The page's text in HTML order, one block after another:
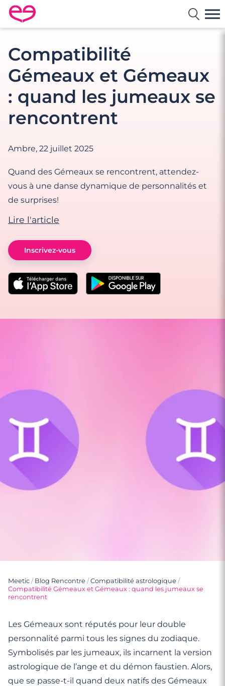
Rencontre en France avec Meetic
Compatibilité
Gémeaux et Gémeaux
: quand les jumeaux se
rencontrent
Ambre, 22 juillet 2025
Quand des Gémeaux se rencontrent, attendez-
vous à une danse dynamique de personnalités et
de surprises!
Lire l'article
Inscrivez-vous
Meetic / Blog Rencontre /Compatibilité astrologique /
Compatibilité Gémeaux et Gémeaux : quand les jumeaux se
rencontrent
Les Gémeaux sont réputés pour leur double
personnalité parmi tous les signes du zodiaque.
Symbolisés par les jumeaux, ils incarnent la version
astrologique de l’ange et du démon faustien. Alors,
que se passe-t-il quand deux natifs des Gémeaux